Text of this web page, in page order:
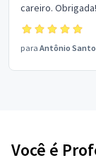
careiro. Obrigada!
para Antônio
Você é